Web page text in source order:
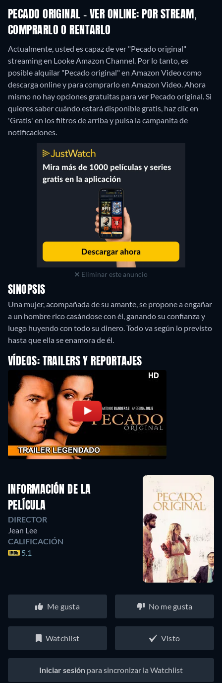
PECADO ORIGINAL - VER ONLINE: POR STREAM,
COMPRARLO O RENTARLO
Actualmente, usted es capaz de ver "Pecado original"
streaming en Looke Amazon Channel. Por lo tanto, es
posible alquilar "Pecado original" en Amazon Video como
descarga online y para comprarlo en Amazon Video.Ahora
mismo no hay opciones gratuitas para ver Pecado original. Si
quieres saber cuándo estará disponible gratis, haz clic en
'Gratis' en los filtros de arriba y pulsa la campanita de
notificaciones.
Eliminar este anuncio
SINOPSIS
Una mujer, acompañada de su amante, se propone a engañar
a un hombre rico casándose con él, ganando su confianza y
luego huyendo con todo su dinero. Todo va según lo previsto
hasta que ella se enamora de él.
VÍDEOS: TRAILERS Y REPORTAJES
INFORMACIÓN DE LA
PELÍCULA
DIRECTOR
Jean Lee
CALIFICACIÓN
5.1
Me gusta No me gusta
Watchlist Visto
Iniciar sesión para sincronizar la Watchlist